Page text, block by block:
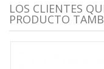
LOS CLIENTES
PRODUCTO